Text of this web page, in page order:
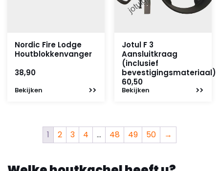
Nordic Fire Lodge
Houtblokkenvanger
38,90
Bekijken
Jotul F 3
Aansluitkraag
(inclusief
bevestigingsmateriaal)
60,50
Bekijken
1 2 3 4 … 48 49 50 →